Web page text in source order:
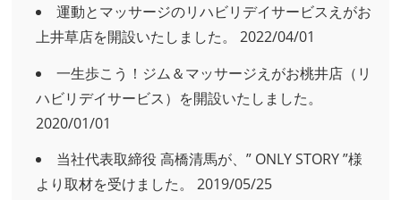
運動とマッサージのリハビリデイサービスえがお
上井草店を開設いたしました。
2022/04/01
一生歩こう！ジム＆マッサージえがお桃井店（リ
ハビリデイサービス）を開設いたしました。
2020/01/01
当社代表取締役 高橋清馬が、” ONLY STORY ”様
より取材を受けました。
2019/05/25